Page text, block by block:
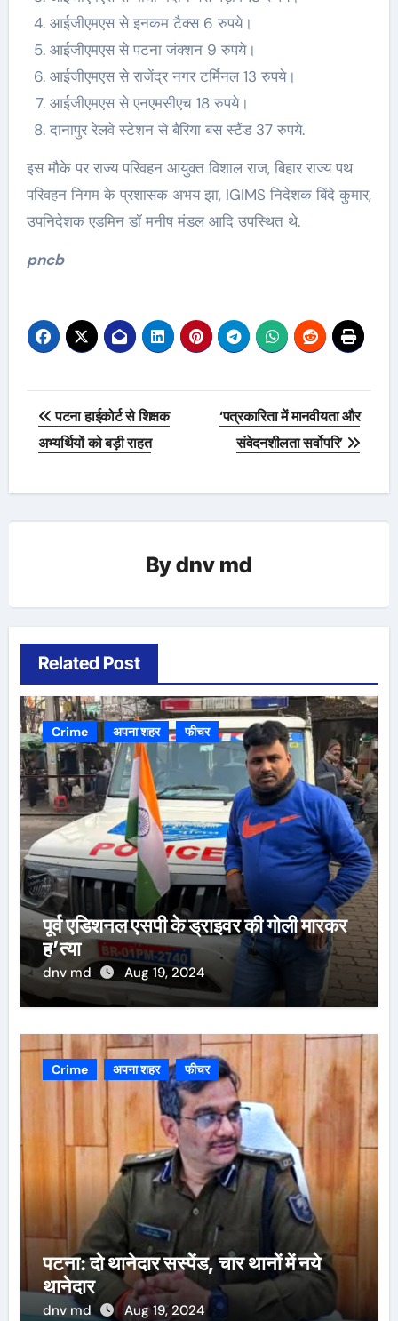
आईजीएमएस से इनकम टैक्स 6 रुपये।
आईजीएमएस से पटना जंक्शन 9 रुपये।
आईजीएमएस से राजेंद्र नगर टर्मिनल 13 रुपये।
आईजीएमएस से एनएमसीएच 18 रुपये।
दानापुर रेलवे स्टेशन से बैरिया बस स्टैंड 37 रुपये.
इस मौके पर राज्य परिवहन आयुक्त विशाल राज, बिहार राज्य पथ
परिवहन निगम के प्रशासक अभय झा, IGIMS निदेशक बिंदे कुमार,
उपनिदेशक एडमिन डॉ मनीष मंडल आदि उपस्थित थे.
pncb
Post
navigation
पटना हाईकोर्ट से शिक्षक
अभ्यर्थियों को बड़ी राहत
‘पत्रकारिता में मानवीयता और
संवेदनशीलता सर्वोपरि’
Bydnv md
Related Post
Crime अपना शहर फीचर
पूर्व एडिशनल एसपी के ड्राइवर की गोली मारकर
ह’त्या
dnv md Aug 19, 2024
Crime अपना शहर फीचर
पटना: दो थानेदार सस्पेंड, चार थानों में नये
थानेदार
dnv md Aug 19, 2024